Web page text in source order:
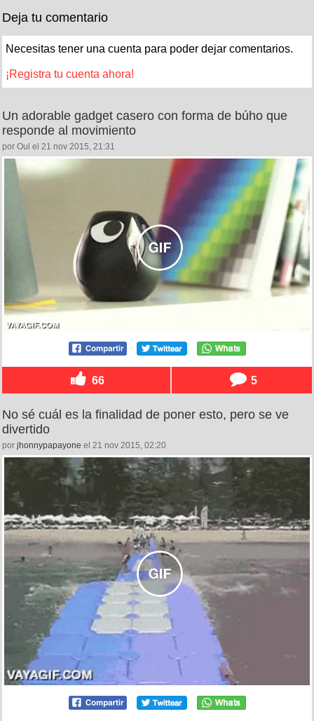
Deja tu comentario
Necesitas tener una cuenta para poder dejar comentarios.
¡Registra tu cuenta ahora!
Un adorable gadget casero con forma de búho que
responde al movimiento
por Oul el 21 nov 2015, 21:31
66 5
No sé cuál es la finalidad de poner esto, pero se ve
divertido
por jhonnypapayone el 21 nov 2015, 02:20